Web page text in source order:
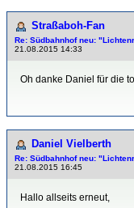
Straßaboh-Fan
Re: Südbahnhof neu:
21.08.2015 14:33
Oh danke Daniel für die
Daniel Vielberth
Re: Südbahnhof neu:
21.08.2015 16:45
Hallo allseits erneut,